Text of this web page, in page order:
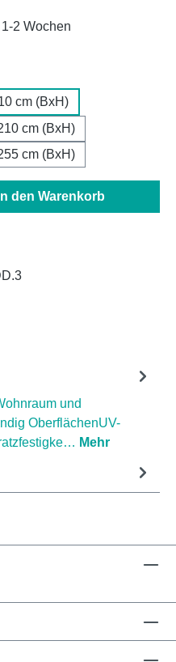
2 Wochen
cm (BxH)
cm (BxH)
cm (BxH)
gewünschten
In den Warenkorb
und
OberflächenUV-
Mehr